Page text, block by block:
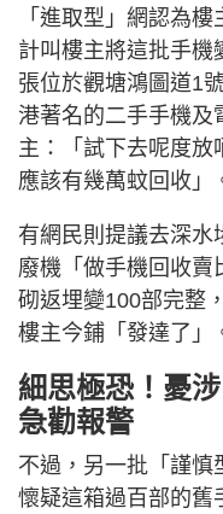
「進取型」網認為
計叫樓主將這批手機
張位於觀塘鴻圖道1
港著名的二手手機及
主：「試下去呢度放
應該有幾萬蚊回收」
有網民則提議去深水
廢機「做手機回收賣
砌返埋變100部完整
樓主今鋪「發達了」
細思極恐！憂
急勸報警
不過，另一批「謹慎
懷疑這箱過百部的舊